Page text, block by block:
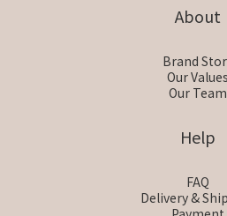
About
Brand
Our Values
Our Team
Help
FAQ
Delivery &